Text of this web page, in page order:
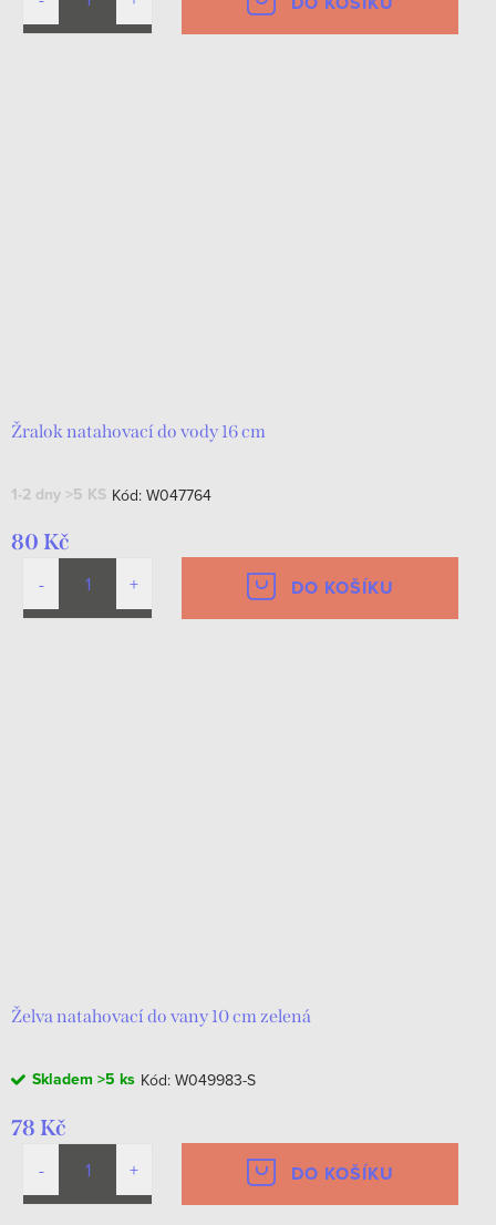
Žralok natahovací do vody 16 cm
1-2 dny >5 KS Kód: W047764
80 Kč
DO KOŠÍKU
Želva natahovací do vany 10 cm zelená
Skladem >5 ks Kód: W049983-S
78 Kč
DO KOŠÍKU